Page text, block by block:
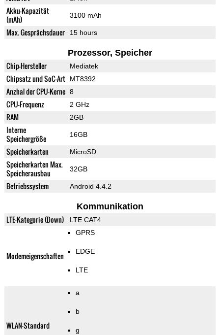
Akku-Kapazität
(mAh)
3100 mAh
Max. Gesprächsdauer 15 hours
Prozessor, Speicher
Chip-Hersteller Mediatek
Chipsatz und SoC-Art MT8392
Anzhal der CPU-Kerne 8
CPU-Frequenz 2 GHz
RAM 2GB
Interne
Speichergröße
16GB
Speicherkarten MicroSD
Speicherkarten Max.
Speicherausbau
32GB
Betriebssystem Android 4.4.2
Kommunikation
LTE-Kategorie (Down) LTE CAT4
Modemeigenschaften
GPRS
EDGE
LTE
WLAN-Standard
a
b
g